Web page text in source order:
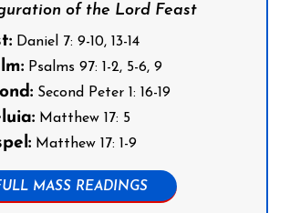
of the Lord Feast
Daniel 7: 9-10, 13-14
Psalms 97: 1-2, 5-6, 9
Second Peter 1: 16-19
Matthew 17: 5
Matthew 17: 1-9
MASS READINGS